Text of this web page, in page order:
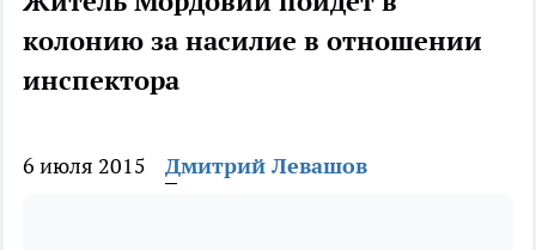
колонию за насилие в отношении
инспектора
6 июля 2015 Дмитрий Левашов